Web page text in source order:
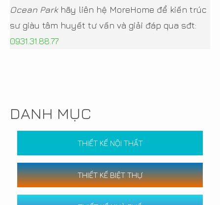
Ocean Park hãy liên hệ MoreHome để kiến trúc
sư giàu tâm huyết tư vấn và giải đáp qua sđt:
0931.31.88.77
DANH MỤC
THIẾT KẾ NỘI THẤT
THIẾT KẾ BIỆT THỰ